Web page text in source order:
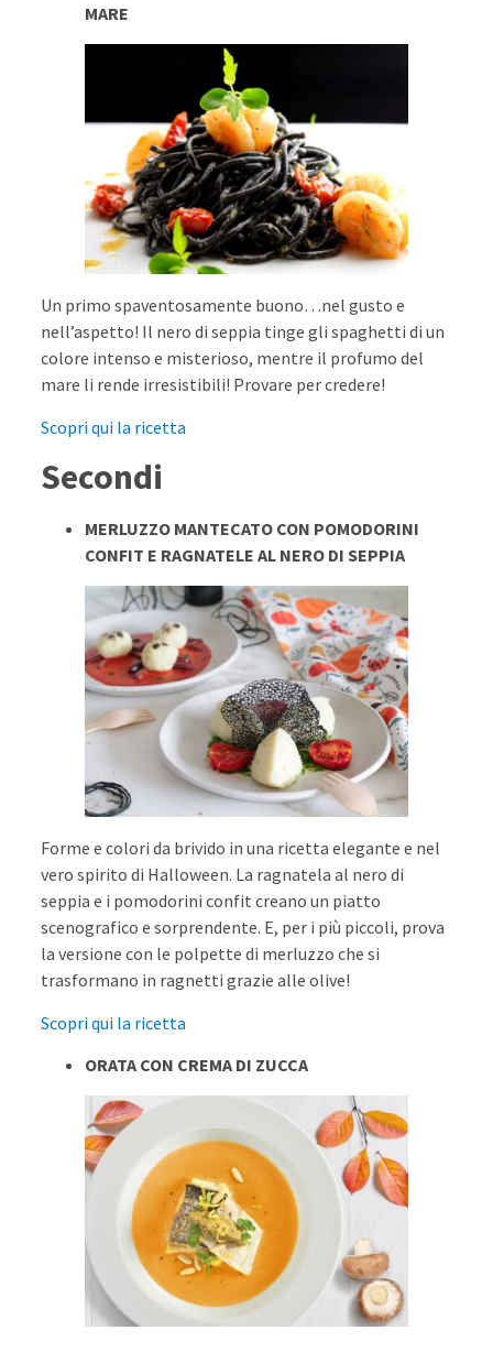
MARE
Un primo spaventosamente buono…nel gusto e
nell’aspetto! Il nero di seppia tinge gli spaghetti di un
colore intenso e misterioso, mentre il profumo del
mare li rende irresistibili! Provare per credere!
Scopri qui la ricetta
Secondi
MERLUZZO MANTECATO CON POMODORINI
CONFIT E RAGNATELE AL NERO DI SEPPIA
Forme e colori da brivido in una ricetta elegante e nel
vero spirito di Halloween. La ragnatela al nero di
seppia e i pomodorini confit creano un piatto
scenografico e sorprendente. E, per i più piccoli, prova
la versione con le polpette di merluzzo che si
trasformano in ragnetti grazie alle olive!
Scopri qui la ricetta
ORATA CON CREMA DI ZUCCA